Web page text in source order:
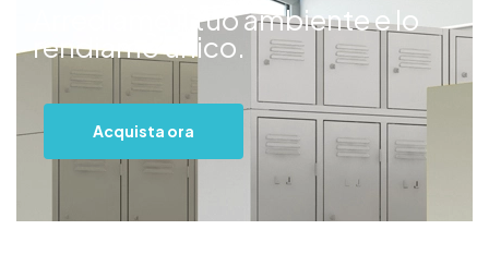
Arrediamo il tuo ambiente e lo
rendiamo unico.
Acquista ora